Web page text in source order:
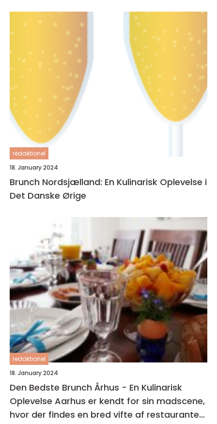
redaktionel
18. January 2024
Brunch Nordsjælland: En Kulinarisk Oplevelse i
Det Danske Ørige
redaktionel
18. January 2024
Den Bedste Brunch Århus - En Kulinarisk
Oplevelse Aarhus er kendt for sin madscene,
hvor der findes en bred vifte af restauranter,